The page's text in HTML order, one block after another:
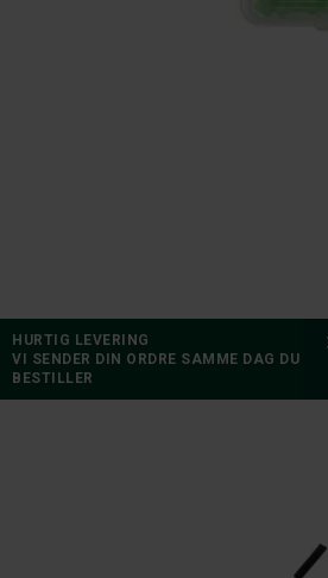
HURTIG LEVERING
VI SENDER DIN ORDRE SAMME DAG DU
BESTILLER